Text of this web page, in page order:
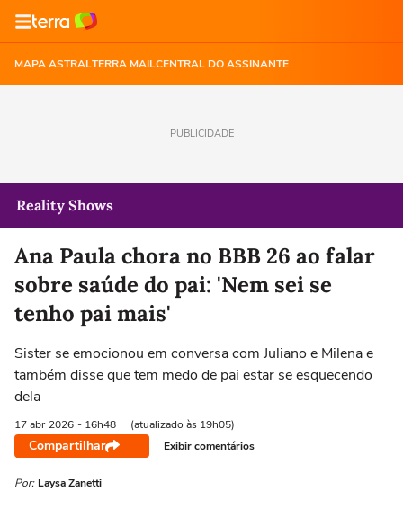
MAPA ASTRALTERRA MAILCENTRAL DO ASSINANTE
PUBLICIDADE
Reality Shows
Ana Paula chora no BBB 26 ao falar
sobre saúde do pai: 'Nem sei se
tenho pai mais'
Sister se emocionou em conversa com Juliano e Milena e
também disse que tem medo de pai estar se esquecendo
dela
17 abr 2026 - 16h48 (atualizado às 19h05)
Compartilhar Exibir comentários
Por: Laysa Zanetti